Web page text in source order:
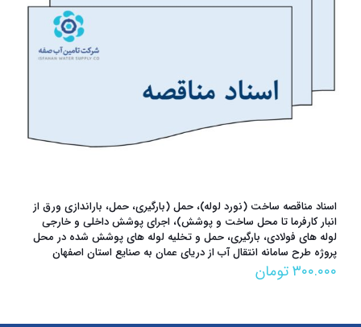
اسناد مناقصه ساخت (نورد لوله)، حمل (بارگیری، حمل، باراندازی ورق از
انبار کارفرما تا محل ساخت و پوشش)، اجرای پوشش داخلی و خارجی
لوله های فولادی، بارگیری، حمل و تخلیه لوله های پوشش شده در محل
پروژه طرح سامانه انتقال آب از دریای عمان به صنایع استان اصفهان
۳۰۰.۰۰۰تومان